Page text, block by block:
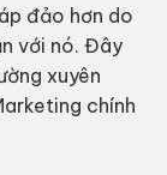
đảo hơn do
với nó. Đây
xuyên
chính